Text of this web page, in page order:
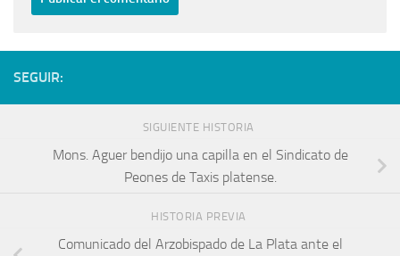
SEGUIR:
SIGUIENTE HISTORIA
Mons. Aguer bendijo una capilla en el Sindicato de
Peones de Taxis platense.
HISTORIA PREVIA
Comunicado del Arzobispado de La Plata ante el